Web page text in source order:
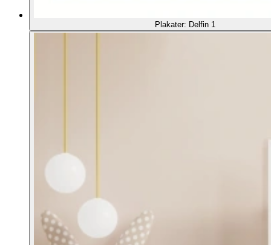
Plakater: Delfin 1